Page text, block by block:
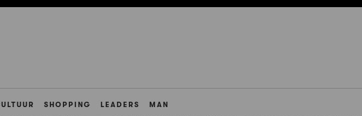
SHOPPING LEADERS MAN